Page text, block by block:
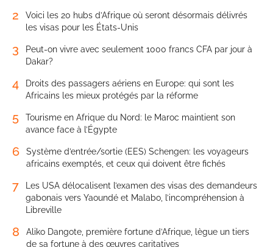
2
Voici les 20 hubs d’Afrique où seront désormais délivrés
les visas pour les États-Unis
3
Peut-on vivre avec seulement 1000 francs CFA par jour à
Dakar?
4
Droits des passagers aériens en Europe: qui sont les
Africains les mieux protégés par la réforme
5
Tourisme en Afrique du Nord: le Maroc maintient son
avance face à l’Égypte
6
Système d’entrée/sortie (EES) Schengen: les voyageurs
africains exemptés, et ceux qui doivent être fichés
7
Les USA délocalisent l’examen des visas des demandeurs
gabonais vers Yaoundé et Malabo, l’incompréhension à
Libreville
8
Aliko Dangote, première fortune d’Afrique, lègue un tiers
de sa fortune à des œuvres caritatives